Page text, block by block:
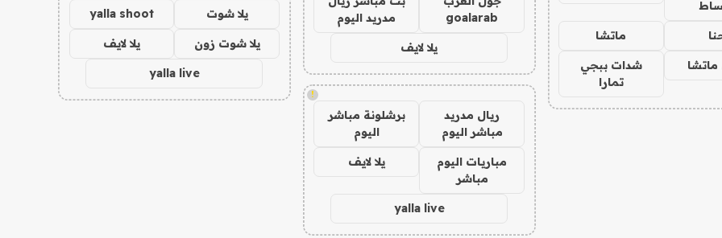
ماتشا
شدات ببجي
تمارا
goalarab
مدريد اليوم
يلا لايف
!
ريال مدريد
مباشر اليوم
برشلونة مباشر
اليوم
مباريات اليوم
مباشر
يلا لايف
yalla live
يلا شوت yalla shoot
يلا شوت زون يلا لايف
yalla live